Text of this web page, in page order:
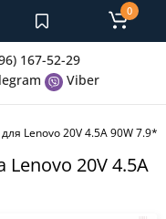
167-52-29
Viber
0
Lenovo 20V 4.5A 90W
Lenovo 20V 4.5A